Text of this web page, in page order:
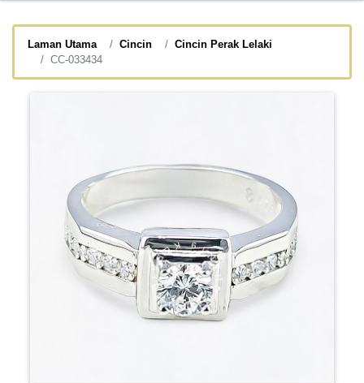
Laman Utama Cincin
Cincin Perak Lelaki
CC-033434